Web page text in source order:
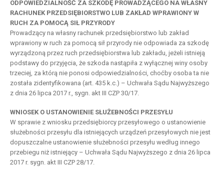
ODPOWIEDZIALNOŚĆ ZA SZKODĘ PROWADZĄCEGO NA WŁASNY
RACHUNEK PRZEDSIĘBIORSTWO LUB ZAKŁAD WPRAWIONY W
RUCH ZA POMOCĄ SIŁ PRZYRODY
Prowadzący na własny rachunek przedsiębiorstwo lub zakład
wprawiony w ruch za pomocą sił przyrody nie odpowiada za szkodę
wyrządzoną przez ruch przedsiębiorstwa lub zakładu, jeżeli istnieją
podstawy do przyjęcia, że szkoda nastąpiła z wyłącznej winy osoby
trzeciej, za którą nie ponosi odpowiedzialności, choćby osoba ta nie
została zidentyfikowana (art. 435 k.c.) – Uchwała Sądu Najwyższego
z dnia 26 lipca 2017 r., sygn. akt III CZP 30/17.
WNIOSEK O USTANOWIENIE SŁUŻEBNOŚCI PRZESYŁU
W sprawie z wniosku przedsiębiorcy przesyłowego o ustanowienie
służebności przesyłu dla istniejących urządzeń przesyłowych nie jest
dopuszczalne ustanowienie służebności przesyłu według innego
przebiegu niż istniejący – Uchwała Sądu Najwyższego z dnia 26 lipca
2017 r. sygn. akt III CZP 28/17.